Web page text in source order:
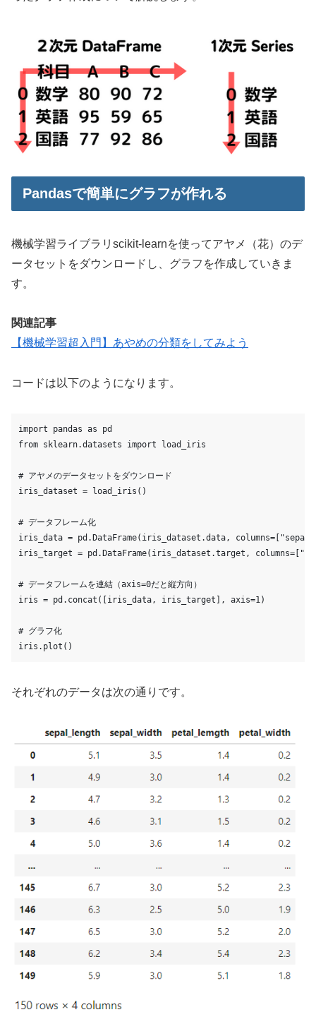
Pandasで簡単にグラフが作れる
機械学習ライブラリscikit-learnを使ってアヤメ（花）のデ
ータセットをダウンロードし、グラフを作成していきま
す。
関連記事
【機械学習超入門】あやめの分類をしてみよう
コードは以下のようになります。
import pandas as pd
from sklearn.datasets import load_iris
# アヤメのデータセットをダウンロード
iris_dataset = load_iris()
# データフレーム化
iris_data = pd.DataFrame(iris_dataset.data,
iris_target = pd.DataFrame(iris_dataset.target,
# データフレームを連結（axis=0だと縦方向）
iris = pd.concat([iris_data, iris_target], axis=1)
# グラフ化
iris.plot()
それぞれのデータは次の通りです。